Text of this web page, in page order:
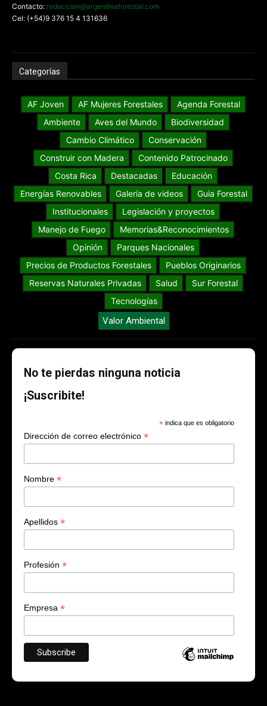
Contacto: redaccion@argentinaforestal.com
Cel: (+54)9 376 15 4 131636
Categorías
AF Joven AF Mujeres Forestales
Agenda Forestal
Ambiente
Aves del Mundo
Biodiversidad
Cambio Climático
Conservación
Construir con Madera
Contenido Patrocinado
Costa Rica
Destacadas
Educación
Energías Renovables
Galería de videos
Guia Forestal
Institucionales
Legislación y proyectos
Manejo de Fuego
Memorias&Reconocimientos
Opinión
Parques Nacionales
Precios de Productos Forestales
Pueblos Originarios
Reservas Naturales Privadas
Salud
Sur Forestal
Tecnologías
Valor Ambiental
No te pierdas ninguna noticia
¡Suscribite!
* indica que es obligatorio
Dirección de correo electrónico *
Nombre *
Apellidos *
Profesión *
Empresa *